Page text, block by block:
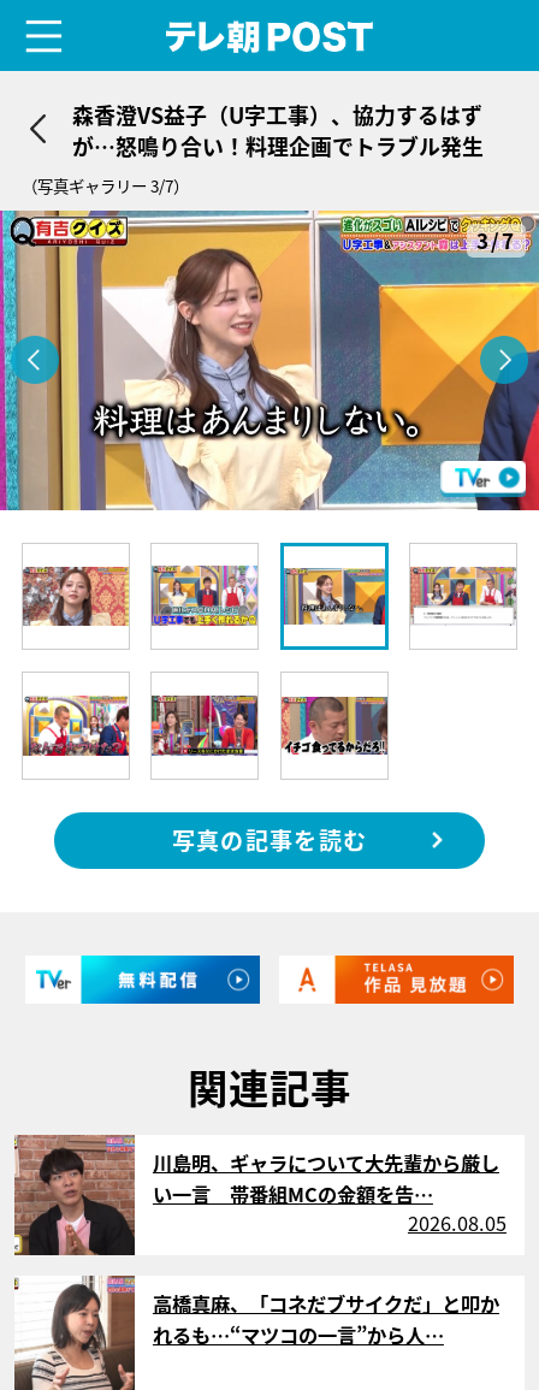
森香澄VS益子（U字工事）、協力するはず
が…怒鳴り合い！料理企画でトラブル発生
（写真ギャラリー 3/7）
3/7
写真の記事を読む
関連記事
サムネイル
川島明、ギャラについて大先輩から厳し
い一言 帯番組MCの金額を告…
2026.08.05
サムネイル
高橋真麻、「コネだブサイクだ」と叩か
れるも…“マツコの一言”から人…